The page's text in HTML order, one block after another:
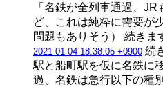
「名鉄が全列車通過、
ど、これは純粋に需要が
問題もありそう） 続きま
2021-01-04 18:38:05 +0900 続
駅と船町駅を仮に名鉄に
過、名鉄は急行以下の種